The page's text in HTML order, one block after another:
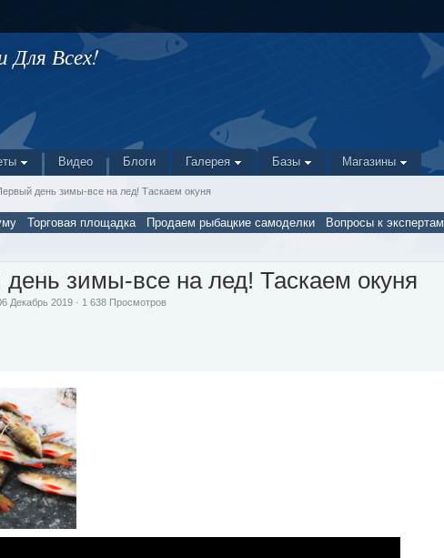
Для Всех!
Видео Блоги Галерея Базы Магазины
день зимы-все на лед! Таскаем окуня
Торговая площадка Продаем рыбацкие самоделки Вопросы к экспертам
зимы-все на лед! Таскаем окуня
06 Декабрь 2019 · 1 638 Просмотров